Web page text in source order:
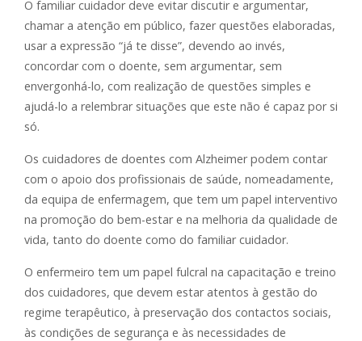
O familiar cuidador deve evitar discutir e argumentar,
chamar a atenção em público, fazer questões elaboradas,
usar a expressão “já te disse”, devendo ao invés,
concordar com o doente, sem argumentar, sem
envergonhá-lo, com realização de questões simples e
ajudá-lo a relembrar situações que este não é capaz por si
só.
Os cuidadores de doentes com Alzheimer podem contar
com o apoio dos profissionais de saúde, nomeadamente,
da equipa de enfermagem, que tem um papel interventivo
na promoção do bem-estar e na melhoria da qualidade de
vida, tanto do doente como do familiar cuidador.
O enfermeiro tem um papel fulcral na capacitação e treino
dos cuidadores, que devem estar atentos à gestão do
regime terapêutico, à preservação dos contactos sociais,
às condições de segurança e às necessidades de